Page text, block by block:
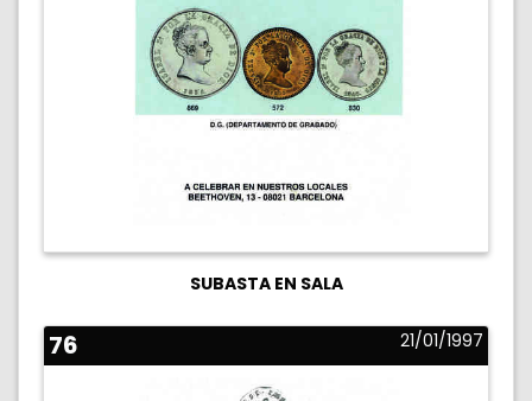
SUBASTA EN SALA
76 21/01/1997